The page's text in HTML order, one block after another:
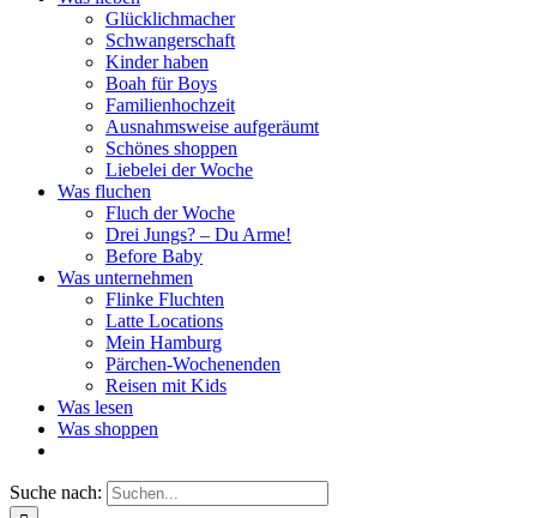
Glücklichmacher
Schwangerschaft
Kinder haben
Boah für Boys
Familienhochzeit
Ausnahmsweise aufgeräumt
Schönes shoppen
Liebelei der Woche
Was fluchen
Fluch der Woche
Drei Jungs? – Du Arme!
Before Baby
Was unternehmen
Flinke Fluchten
Latte Locations
Mein Hamburg
Pärchen-Wochenenden
Reisen mit Kids
Was lesen
Was shoppen
Suche nach: